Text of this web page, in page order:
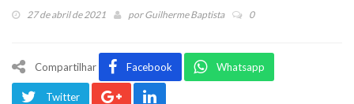
27 de abril de 2021 porGuilherme Baptista 0
Compartilhar Facebook Whatsapp
Twitter